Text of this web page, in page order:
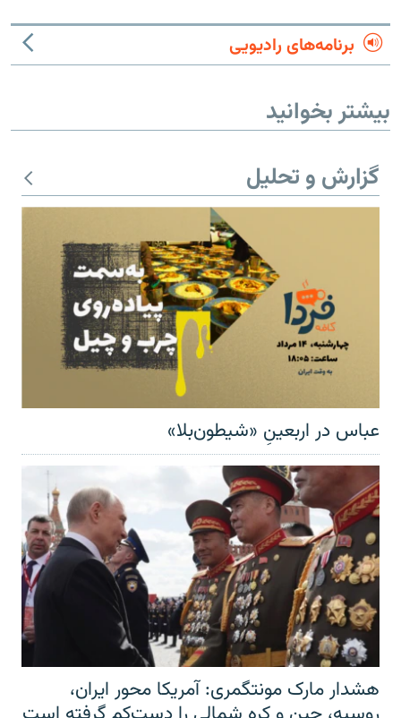
برنامه‌های رادیویی
بیشتر بخوانید
گزارش و تحلیل
عباس در اربعینِ «شیطون‌بلا»
هشدار مارک مونتگمری: آمریکا محور ایران،